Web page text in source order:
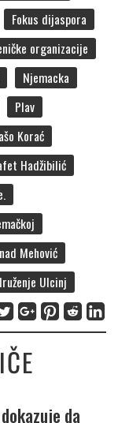
Fokus dijaspora
organizacije
Njemacka
Plav
Korać
Hadžibilić
Mehović
Ulcinj
da